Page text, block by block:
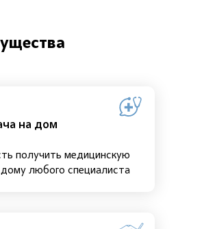
на дом
получить медицинскую
любого специалиста